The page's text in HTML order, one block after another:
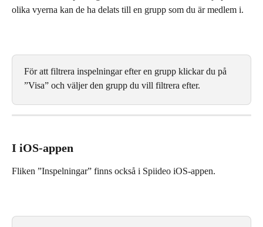
olika vyerna kan de ha delats till en grupp som du är medlem i.
För att filtrera inspelningar efter en grupp klickar du på
”Visa” och väljer den grupp du vill filtrera efter.
I iOS-appen
Fliken ”Inspelningar” finns också i Spiideo iOS-appen.